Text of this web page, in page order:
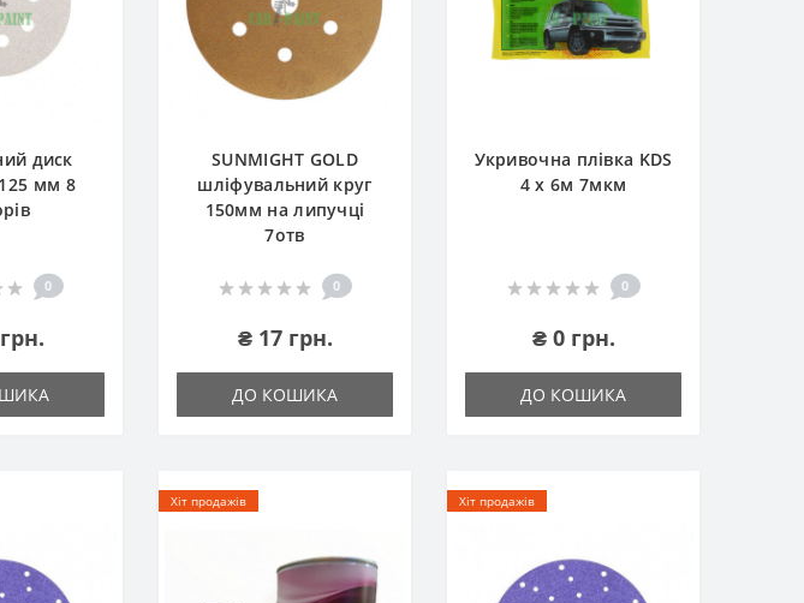
диск
мм 8
0
SUNMIGHT GOLD
шліфувальний круг
150мм на липучці
7отв
0
₴ 17 грн.
ДО КОШИКА
Укривочна плівка KDS
4 х 6м 7мкм
0
₴ 0 грн.
ДО КОШИКА
Хіт продажів Хіт продажів